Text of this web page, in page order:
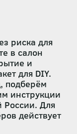
риска для
в салон
и
для DIY.
подберём
инструкции
России. Для
действует